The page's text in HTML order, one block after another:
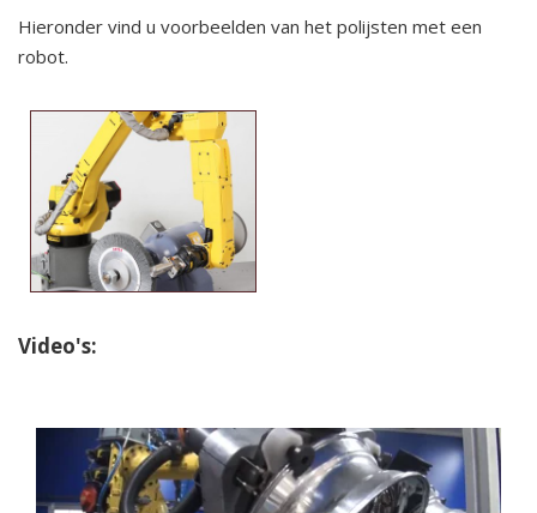
Hieronder vind u voorbeelden van het polijsten met een
robot.
Video's:
3D Vormen - Freesrobot
Warmpersen - Insertrobot
Zandzakken - Palletiseerrobot
Spuitgieten - Ontladingsrobot
Prefab beton - Reinigingsrobot
Composieten - Afbraamrobot